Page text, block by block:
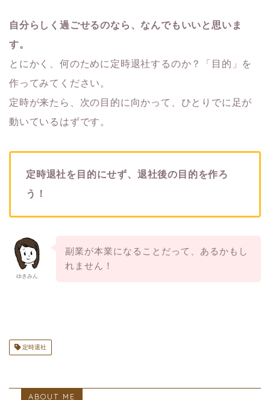
自分らしく過ごせるのなら、なんでもいいと思いま
す。
とにかく、何のために定時退社するのか？「目的」を
作ってみてください。
定時が来たら、次の目的に向かって、ひとりでに足が
動いているはずです。
定時退社を目的にせず、退社後の目的を作ろ
う！
ゆきみん
副業が本業になることだって、あるかもし
れません！
定時退社
ABOUT ME